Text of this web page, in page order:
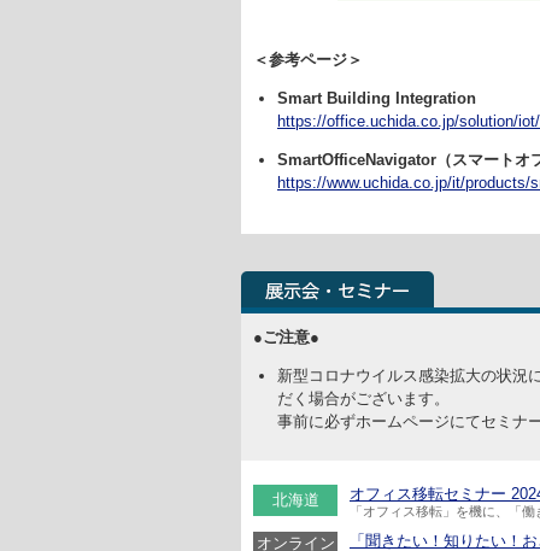
＜参考ページ＞
Smart Building Integration
https://office.uchida.co.jp/solution/iot/
SmartOfficeNavigator（スマートオ
https://www.uchida.co.jp/it/products/
●ご注意●
新型コロナウイルス感染拡大の状況
だく場合がございます。
事前に必ずホームページにてセミナ
北海道 オフィス移転セミナー
「オフィス移転」を機に、「
オンライン
「聞きたい！知りたい！